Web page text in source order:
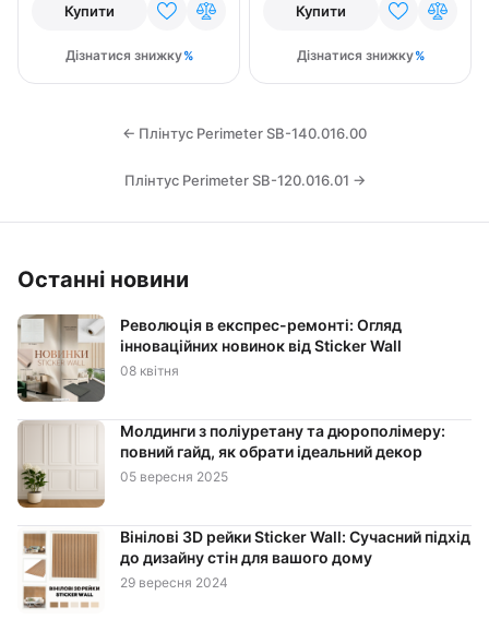
Купити
Дізнатися знижку
Купити
Дізнатися знижку
← Плінтус Perimeter SB-140.016.00
Плінтус Perimeter SB-120.016.01 →
Останні новини
Революція в експрес-ремонті: Огляд
інноваційних новинок від Sticker Wall
08 квітня
Молдинги з поліуретану та дюрополімеру:
повний гайд, як обрати ідеальний декор
05 вересня 2025
Вінілові 3D рейки Sticker Wall: Сучасний підхід
до дизайну стін для вашого дому
29 вересня 2024